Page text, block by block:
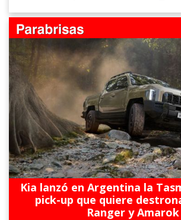
Kia lanzó en Argentina la
pick-up que quiere
Ranger y Amarok